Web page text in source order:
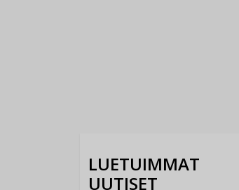
LUETUIMMAT
UUTISET